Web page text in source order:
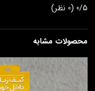
0/5 (0 نظر)
محصولات مشابه